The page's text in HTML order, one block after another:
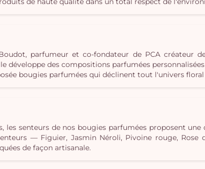
parfumeur et co-fondateur de PCA créateur
développe des compositions parfumées
bougies parfumées qui déclinent tout l'univers floral
les senteurs de nos bougies parfumées proposent
— Figuier, Jasmin Néroli, Pivoine rouge,
de façon artisanale.